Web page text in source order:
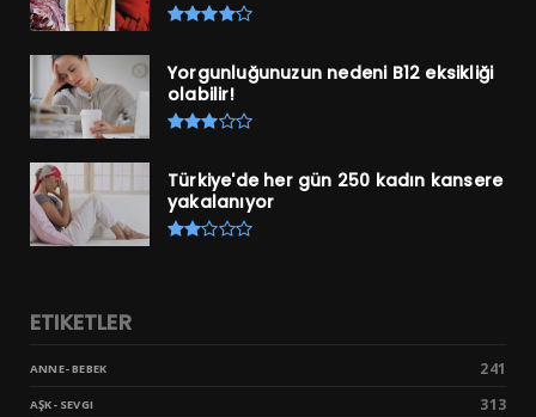
Yorgunluğunuzun nedeni B12 eksikliği
olabilir!
Türkiye'de her gün 250 kadın kansere
yakalanıyor
ETIKETLER
ANNE- BEBEK 241
AŞK- SEVGI 313